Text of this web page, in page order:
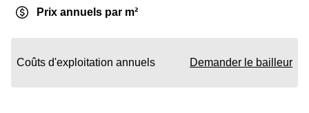
Prix annuels par m²
Coûts d'exploitation annuels Demander le bailleur